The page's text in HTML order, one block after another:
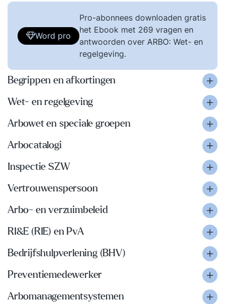
Word pro
Pro-abonnees downloaden gratis
het Ebook met 269 vragen en
antwoorden over ARBO: Wet- en
regelgeving.
Begrippen en afkortingen
Wet- en regelgeving
Arbowet en speciale groepen
Arbocatalogi
Inspectie SZW
Vertrouwenspersoon
Arbo- en verzuimbeleid
RI&E (RIE) en PvA
Bedrijfshulpverlening (BHV)
Preventiemedewerker
Arbomanagementsystemen